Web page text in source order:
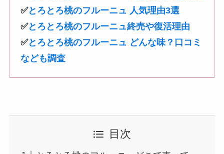
✅とろとろ桃のフルーニュ 人気理由3選
✅とろとろ桃のフルーニュ終売や復活理由
✅とろとろ桃のフルーニュ どんな味？口コミ
なども調査
目次